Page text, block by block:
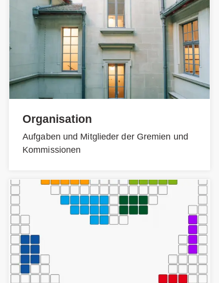
Organisation
Aufgaben und Mitglieder der Gremien und
Kommissionen